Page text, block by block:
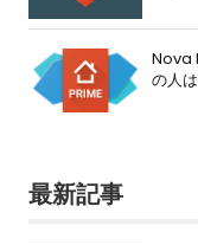
Nova
の人
最新記事